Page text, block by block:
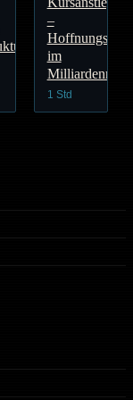
–
im
1 Std